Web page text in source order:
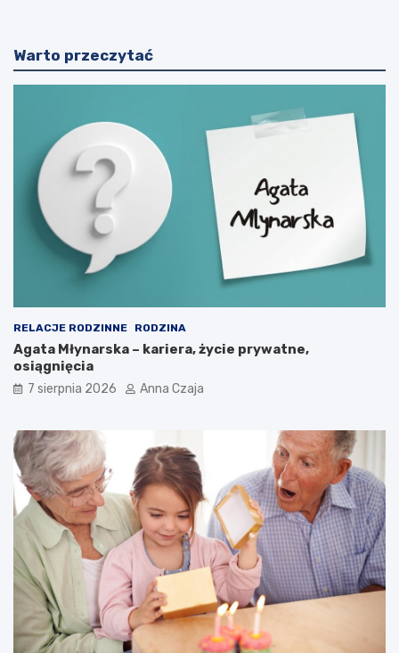
Warto przeczytać
RELACJE RODZINNE RODZINA
Agata Młynarska – kariera, życie prywatne,
osiągnięcia
7 sierpnia 2026 Anna Czaja